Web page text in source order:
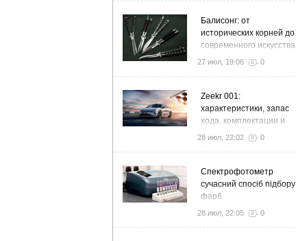
Балисонг: от
исторических корней до
современного искусства
флиппинга
27 июл, 19:06 0
Zeekr 001:
характеристики, запас
хода, комплектации и
особенности
28 июл, 22:02 0
Спектрофотометр
сучасний спосіб підбору
фарб
28 июл, 22:05 0